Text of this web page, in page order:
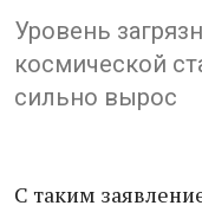
Уровень
космической
сильно вырос
С таким